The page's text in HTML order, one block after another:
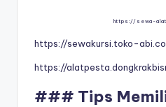
https://sewa-
https://sewakursi.toko-
https://
### Tips